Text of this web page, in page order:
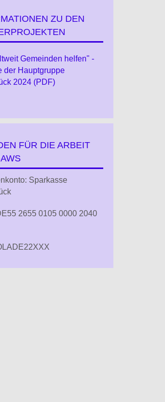
ZU DEN
Gemeinden helfen" -
der Hauptgruppe
2024 (PDF)
FÜR DIE ARBEIT
Sparkasse
2655 0105 0000 2040